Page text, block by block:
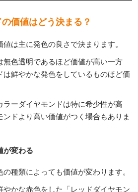
価値はどう決まる？
は主に発色の良さで決まります。
色透明であるほど価値が高い一方
は鮮やかな発色をしているものほど価
ーダイヤモンドは特に希少性が高
ンドより高い価値がつく場合もありま
が変わる
種類によっても価値が変わります。
かな赤色をした「レッドダイヤモン